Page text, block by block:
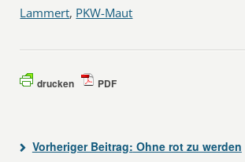
Lammert, PKW-Maut
drucken PDF
Vorheriger Beitrag: Ohne rot zu werden